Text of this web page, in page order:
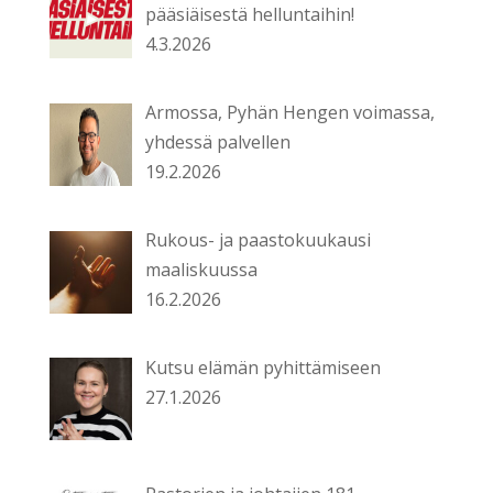
pääsiäisestä helluntaihin!
4.3.2026
Armossa, Pyhän Hengen voimassa,
yhdessä palvellen
19.2.2026
Rukous- ja paastokuukausi
maaliskuussa
16.2.2026
Kutsu elämän pyhittämiseen
27.1.2026